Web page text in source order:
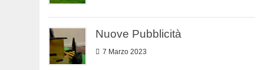
Nuove Pubblicità
7 Marzo 2023